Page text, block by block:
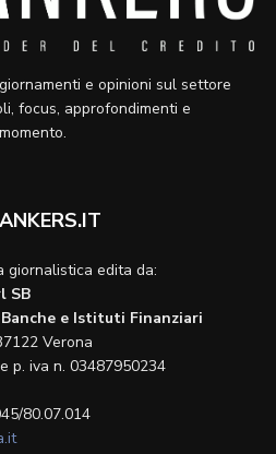
e opinioni sul settore
focus, approfondimenti e
edita da:
SB
e Istituti Finanziari
Verona
p. iva n. 03487950234
80.07.014